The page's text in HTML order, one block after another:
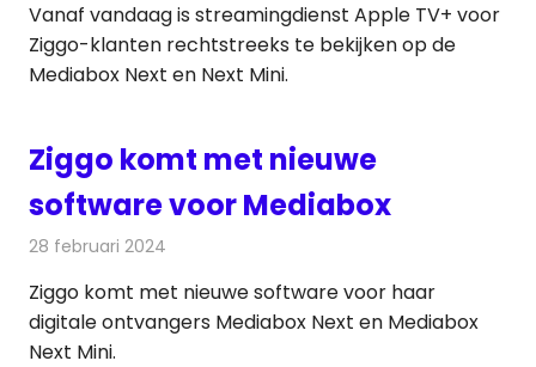
Vanaf vandaag is streamingdienst Apple TV+ voor
Ziggo-klanten rechtstreeks te bekijken op de
Mediabox Next en Next Mini.
Ziggo komt met nieuwe
software voor Mediabox
28 februari 2024
Ziggo komt met nieuwe software voor haar
digitale ontvangers Mediabox Next en Mediabox
Next Mini.